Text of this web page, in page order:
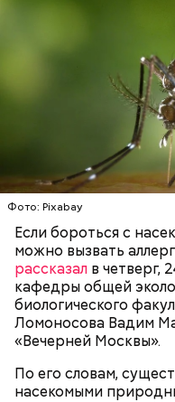
Фото: Pixabay
Если бороться с
можно вызвать
рассказал в четверг,
кафедры общей
биологического
Ломоносова Вадим
«Вечерней Москвы».
По его словам,
насекомыми
нужно застыть на
нельзя ни в коем
не стоит
потрогать,
— Может пробить
себя очень
зверя, затаиться, —
После получения
радиации Макеева
зоны отчуждения,
уровень
автотранспорт.
в палатках в лесу
от Припяти. А
трансляцию матча.
партийной
одолжить телевизор.
Молитва